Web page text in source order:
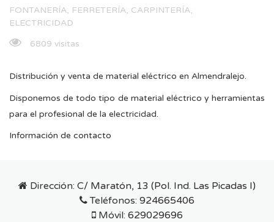
FONTANERÍA, FERRETERÍA, CARPINTERÍA,
ELECTRICIDAD
6809 visitas
Distribución y venta de material eléctrico en Almendralejo.
Disponemos de todo tipo de material eléctrico y herramientas
para el profesional de la electricidad.
Información de contacto
Dirección: C/ Maratón, 13 (Pol. Ind. Las Picadas I)
Teléfonos: 924665406
Móvil: 629029696